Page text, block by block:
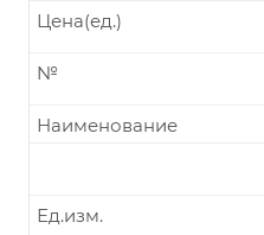
Цена(ед.)
№
Наименование
Ед.изм.